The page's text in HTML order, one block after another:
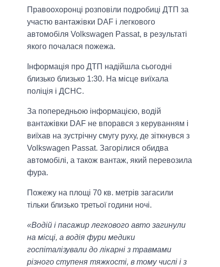
Правоохоронці розповіли подробиці ДТП за
участю вантажівки DAF і легкового
автомобіля Volkswagen Passat, в результаті
якого почалася пожежа.
Інформація про ДТП надійшла сьогодні
близько близько 1:30. На місце виїхала
поліція і ДСНС.
За попередньою інформацією, водій
вантажівки DAF не впорався з керуванням і
виїхав на зустрічну смугу руху, де зіткнувся з
Volkswagen Passat. Загорілися обидва
автомобілі, а також вантаж, який перевозила
фура.
Пожежу на площі 70 кв. метрів загасили
тільки близько третьої години ночі.
«Водій і пасажир легкового авто загинули
на місці, а водія фури медики
госпіталізували до лікарні з травмами
різного ступеня тяжкості, в тому числі і з